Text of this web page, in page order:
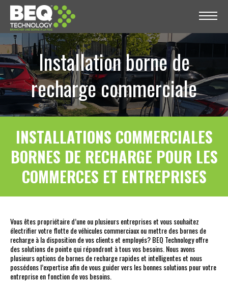
Installation borne de
recharge commerciale
INSTALLATIONS COMMERCIALES
BORNES DE RECHARGE POUR LES
COMMERCES ET ENTREPRISES
Vous êtes propriétaire d’une ou plusieurs entreprises et vous souhaitez
électrifier votre flotte de véhicules commerciaux ou mettre des bornes de
recharge à la disposition de vos clients et employés? BEQ Technology offre
des solutions de pointe qui répondront à tous vos besoins. Nous avons
plusieurs options de bornes de recharge rapides et intelligentes et nous
possédons l’expertise afin de vous guider vers les bonnes solutions pour votre
entreprise en fonction de vos besoins.